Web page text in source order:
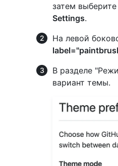
затем выберите
Settings.
На левой
В разделе
вариант темы.